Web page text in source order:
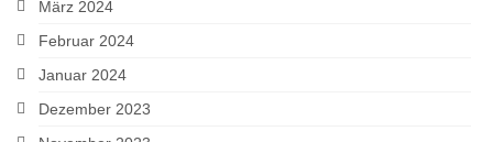
März 2024
Februar 2024
Januar 2024
Dezember 2023